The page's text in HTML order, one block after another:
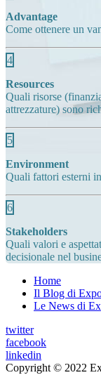
Advantage
Come ottenere un
4
Resources
Quali risorse
attrezzature) sono
5
Environment
Quali fattori esterni
6
Stakeholders
Quali valori e
decisionale nel
Home
Il Blog di
Le News di
twitter
facebook
linkedin
Copyright © 2022